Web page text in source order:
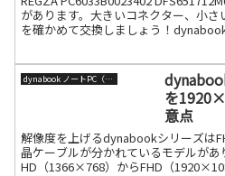
があります。大きいコネクター、小
を確かめて交換しましょう！
dynabook ノートPC（旧東芝）
を
意点
解像度を上げるdynabookシリーズは
晶ケーブルが分かれているモデルがあ
HD（1366×768）からFHD（